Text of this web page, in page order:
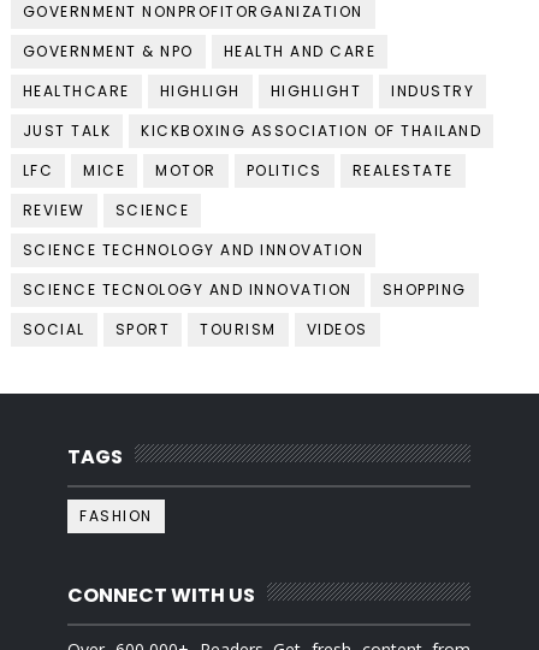
GOVERNMENT NONPROFITORGANIZATION
GOVERNMENT & NPO
HEALTH AND CARE
HEALTHCARE
HIGHLIGH HIGHLIGHT
INDUSTRY
JUST TALK
KICKBOXING ASSOCIATION OF THAILAND
LFC
MICE MOTOR POLITICS
REALESTATE
REVIEW
SCIENCE
SCIENCE TECHNOLOGY AND INNOVATION
SCIENCE TECNOLOGY AND INNOVATION
SHOPPING
SOCIAL
SPORT TOURISM VIDEOS
TAGS
FASHION
CONNECT WITH US